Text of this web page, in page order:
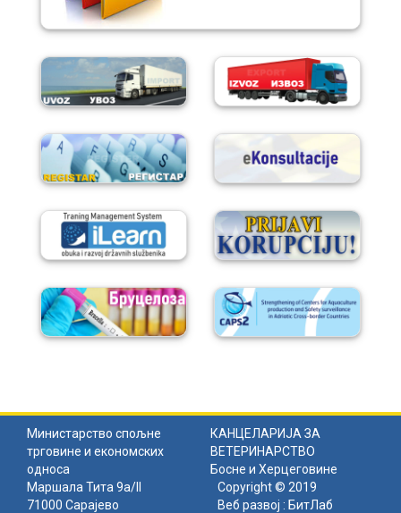
Министарство спољне
трговине и економских
односа
КАНЦЕЛАРИЈА ЗА
ВЕТЕРИНАРСТВО
Босне и Херцеговине
Маршала Тита 9а/II
71000 Сарајево
Copyright © 2019
Веб развој : БитЛаб